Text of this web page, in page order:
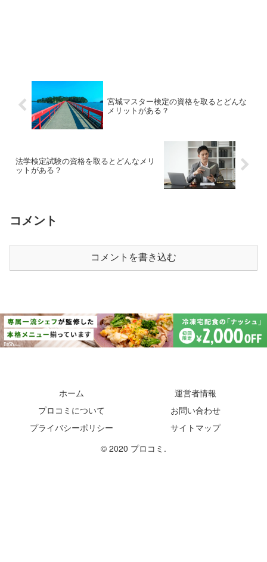
宮城マスター検定の資格を取るとどんな
メリットがある？
法学検定試験の資格を取るとどんなメリ
ットがある？
コメント
コメントを書き込む
ホーム
運営者情報
プロコミについて
お問い合わせ
プライバシーポリシー
サイトマップ
© 2020 プロコミ.